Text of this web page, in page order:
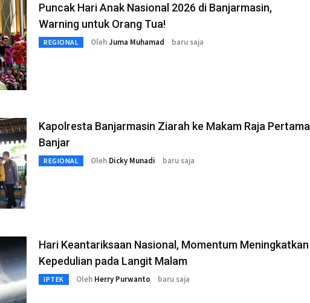
Puncak Hari Anak Nasional 2026 di Banjarmasin,
Warning untuk Orang Tua!
REGIONAL OlehJuma Muhamad baru saja
Kapolresta Banjarmasin Ziarah ke Makam Raja Pertama
Banjar
REGIONAL Oleh Dicky Munadi baru saja
Hari Keantariksaan Nasional, Momentum Meningkatkan
Kepedulian pada Langit Malam
IPTEK Oleh Herry Purwanto baru saja